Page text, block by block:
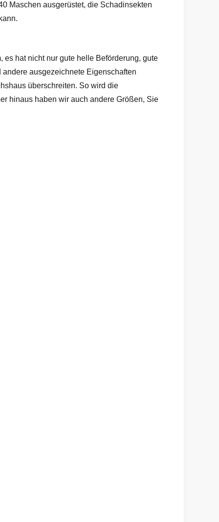
Maschen ausgerüstet, die Schadinsekten
hat nicht nur gute helle Beförderung, gute
ausgezeichnete Eigenschaften
überschreiten. So wird die
hinaus haben wir auch andere Größen, Sie